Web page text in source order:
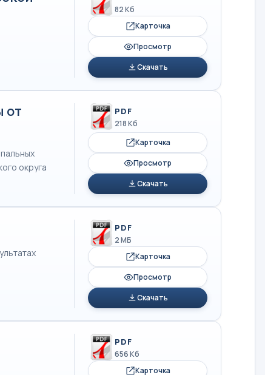
82 Кб
Карточка
Просмотр
Скачать
от
округа
PDF
218 Кб
Карточка
Просмотр
Скачать
PDF
2 МБ
Карточка
Просмотр
Скачать
PDF
656 Кб
Карточка